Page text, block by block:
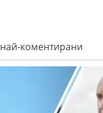
най-коментирани